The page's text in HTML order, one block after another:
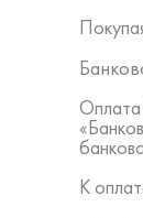
Оплата
К